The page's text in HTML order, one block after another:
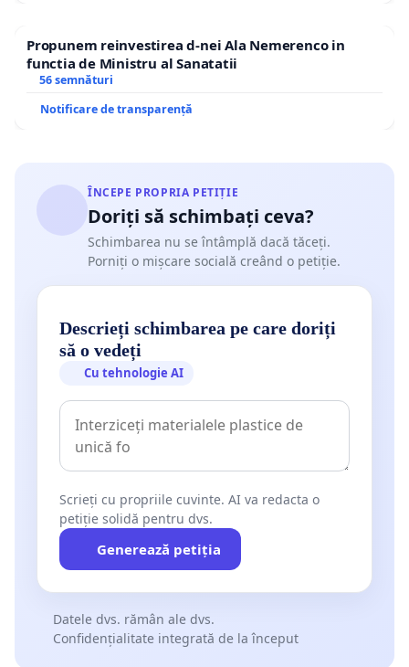
Propunem reinvestirea d-nei Ala Nemerenco in
functia de Ministru al Sanatatii
56 semnături
Notificare de transparență
ÎNCEPE PROPRIA PETIȚIE
Doriți să schimbați ceva?
Schimbarea nu se întâmplă dacă tăceți.
Porniți o mișcare socială creând o petiție.
Descrieți schimbarea pe care doriți
să o vedeți
Cu tehnologie AI
Scrieți cu propriile cuvinte. AI va redacta o
petiție solidă pentru dvs.
Generează petiția
Datele dvs. rămân ale dvs.
Confidențialitate integrată de la început